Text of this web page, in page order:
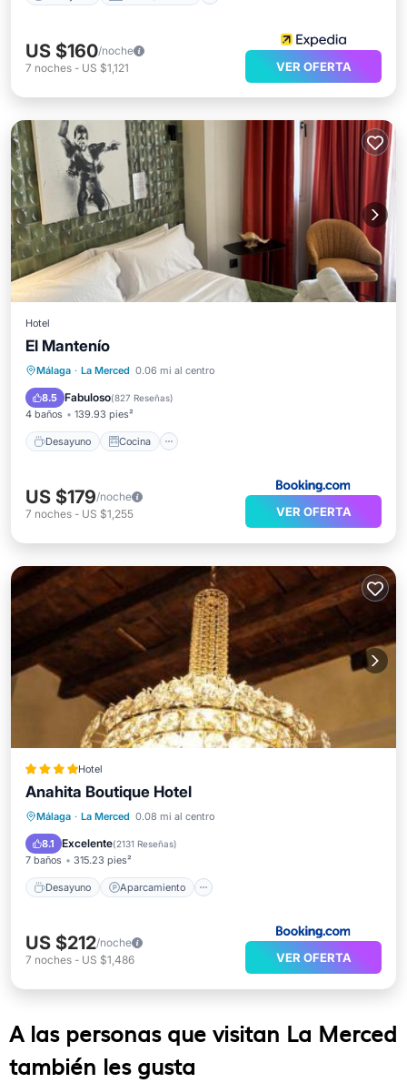
US $160/noche
7 noches - US $1,121 VER OFERTA
Hotel
El Mantenío
Málaga · La Merced 0.06 mi al centro
8.5 Fabuloso(827 Reseñas)
4 baños 139.93 pies²
Desayuno Cocina
Desayuno
Cocina
Aire acondicionado
US $179/noche
7 noches - US $1,255 VER OFERTA
Hotel
Anahita Boutique Hotel
Málaga · La Merced 0.08 mi al centro
8.1 Excelente(2131 Reseñas)
7 baños 315.23 pies²
Desayuno Aparcamiento
Desayuno
Aparcamiento
Balcón/Terraza
US $212/noche
7 noches - US $1,486 VER OFERTA
A las personas que visitan La Merced
también les gusta